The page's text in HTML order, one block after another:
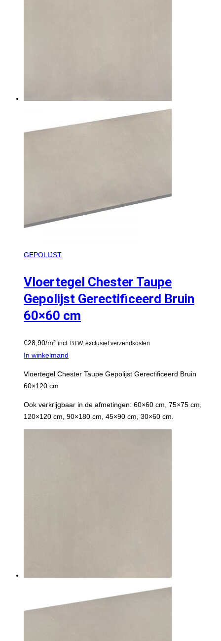
GEPOLIJST
Vloertegel Chester Taupe
Gepolijst Gerectificeerd Bruin
60×60 cm
€28,90/m² incl. BTW, exclusief verzendkosten
In winkelmand
Vloertegel Chester Taupe Gepolijst Gerectificeerd Bruin
60×120 cm
Ook verkrijgbaar in de afmetingen: 60×60 cm, 75×75 cm,
120×120 cm, 90×180 cm, 45×90 cm, 30×60 cm.